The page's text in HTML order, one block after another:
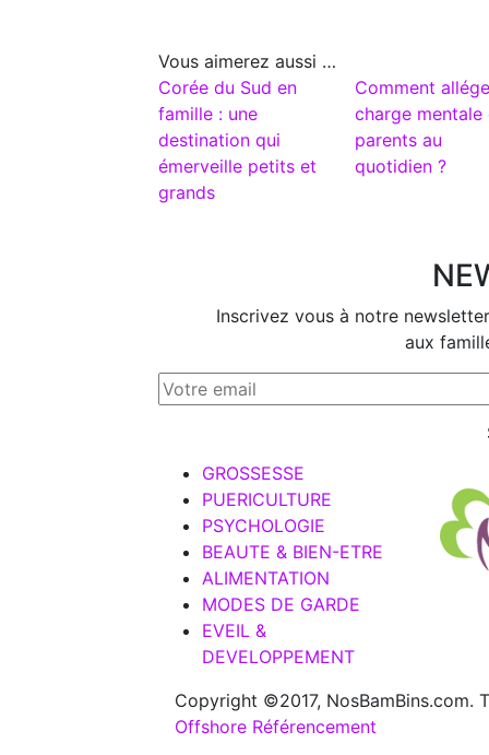
Vous aimerez aussi …
Corée du Sud en
famille : une
destination qui
émerveille petits et
grands
Comment
charge mentale
parents au
quotidien ?
Inscrivez vous à notre
aux
GROSSESSE
PUERICULTURE
PSYCHOLOGIE
BEAUTE & BIEN-ETRE
ALIMENTATION
MODES DE GARDE
EVEIL &
DEVELOPPEMENT
Copyright ©2017, NosBamBins.com.
Offshore Référencement